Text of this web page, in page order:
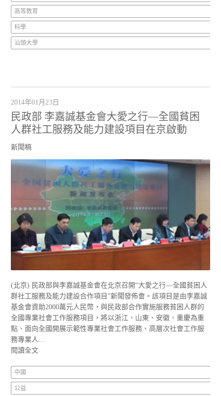
高等教育
科學
汕頭大學
2014年01月23日
民政部 李嘉誠基金會大愛之行—全國貧困
人群社工服務及能力建設項目在京啟動
新聞稿
(北京) 民政部與李嘉誠基金會在北京召開“大愛之行—全國貧困人
群社工服務及能力建設合作項目”新聞發佈會。該項目是由李嘉誠
基金會資助2000萬元人民幣，與民政部合作實施服務貧困人群的
全國專業社會工作服務項目，將以浙江、山東、安徽、重慶為重
點、面向全國開展示範性專業社會工作服務、高層次社會工作服
務專業人...
閱讀全文
中國
公益